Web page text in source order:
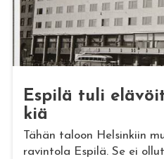
Es­pi­lä tuli
kiä
Tähän taloon Helsinkiin
ravintola Espilä. Se ei